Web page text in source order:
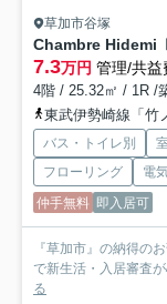
草加市谷塚
Chambre Hidemi
7.3万円 管理/共益
4階 / 25.32㎡ / 1R /
東武伊勢崎線「竹
バス・トイレ別
フローリング
電
仲手無料 即入居可
『草加市』の納得の
で新生活・入居審査
る